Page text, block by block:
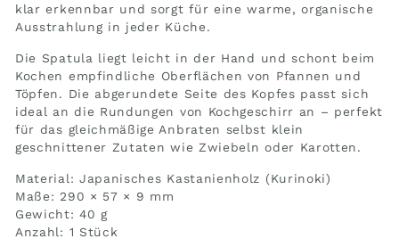
klar erkennbar und sorgt für eine warme, organische
Ausstrahlung in jeder Küche.
Die Spatula liegt leicht in der Hand und schont beim
Kochen empfindliche Oberflächen von Pfannen und
Töpfen. Die abgerundete Seite des Kopfes passt sich
ideal an die Rundungen von Kochgeschirr an – perfekt
für das gleichmäßige Anbraten selbst klein
geschnittener Zutaten wie Zwiebeln oder Karotten.
Material: Japanisches Kastanienholz (Kurinoki)
Maße: 290 × 57 × 9 mm
Gewicht: 40 g
Anzahl: 1 Stück